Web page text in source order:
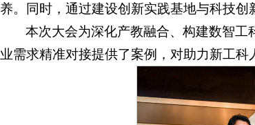
养。同时，通过建设创新实践基地与科技创
本次大会为深化产教融合、构建数智
业需求精准对接提供了案例，对助力新工科